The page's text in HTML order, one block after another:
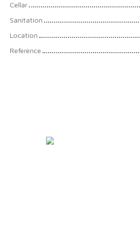
Cellar
Sanitation
Location
Reference